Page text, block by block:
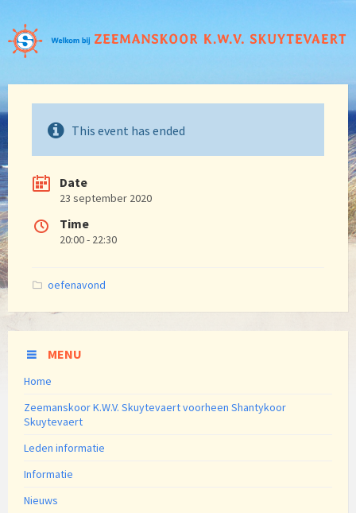
This event has ended
Date
23 september 2020
Time
20:00 - 22:30
Categories:
oefenavond
MENU
Home
Zeemanskoor K.W.V. Skuytevaert voorheen Shantykoor
Skuytevaert
Leden informatie
Informatie
Nieuws